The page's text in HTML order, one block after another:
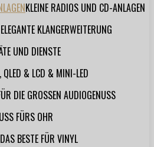
KLEINE RADIOS UND CD-ANLAGEN
KLANGERWEITERUNG
UND DIENSTE
QLED & LCD & MINI-LED
DIE GROSSEN AUDIOGENUSS
FÜRS OHR
DAS BESTE FÜR VINYL